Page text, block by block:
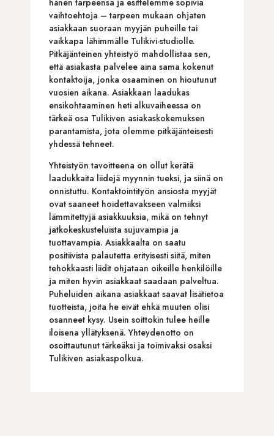
vaihtoehtoja – tarpeen mukaan ohjaten
asiakkaan suoraan myyjän puheille tai
vaikkapa lähimmälle Tulikivi-studiolle.
Pitkäjänteinen yhteistyö mahdollistaa sen,
että asiakasta palvelee aina sama kokenut
kontaktoija, jonka osaaminen on hioutunut
vuosien aikana. Asiakkaan laadukas
ensikohtaaminen heti alkuvaiheessa on
tärkeä osa Tulikiven asiakaskokemuksen
parantamista, jota olemme pitkäjänteisesti
yhdessä tehneet.
Yhteistyön tavoitteena on ollut kerätä
laadukkaita liidejä myynnin tueksi, ja siinä on
onnistuttu. Kontaktointityön ansiosta myyjät
ovat saaneet hoidettavakseen valmiiksi
lämmitettyjä asiakkuuksia, mikä on tehnyt
jatkokeskusteluista sujuvampia ja
tuottavampia. Asiakkaalta on saatu
positiivista palautetta erityisesti siitä, miten
tehokkaasti liidit ohjataan oikeille henkilöille
ja miten hyvin asiakkaat saadaan palveltua.
Puheluiden aikana asiakkaat saavat lisätietoa
tuotteista, joita he eivät ehkä muuten olisi
osanneet kysy. Usein soittokin tulee heille
iloisena yllätyksenä. Yhteydenotto on
osoittautunut tärkeäksi ja toimivaksi osaksi
Tulikiven asiakaspolkua.